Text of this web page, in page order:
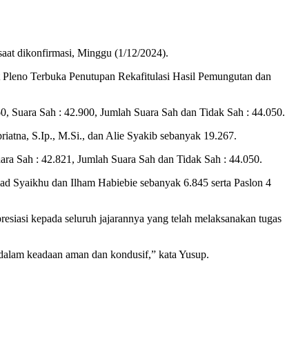
dikonfirmasi, Minggu (1/12/2024).
Terbuka Penutupan Rekafitulasi Hasil Pemungutan dan
Sah : 42.900, Jumlah Suara Sah dan Tidak Sah : 44.050.
S.Ip., M.Si., dan Alie Syakib sebanyak 19.267.
Sah : 42.821, Jumlah Suara Sah dan Tidak Sah : 44.050.
Syaikhu dan Ilham Habiebie sebanyak 6.845 serta Paslon 4
kepada seluruh jajarannya yang telah melaksanakan tugas
keadaan aman dan kondusif,” kata Yusup.